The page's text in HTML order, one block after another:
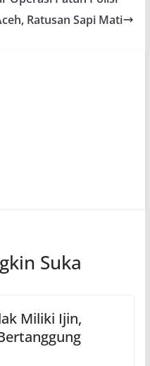
Ratusan Sapi Mati
Suka
Miliki Ijin,